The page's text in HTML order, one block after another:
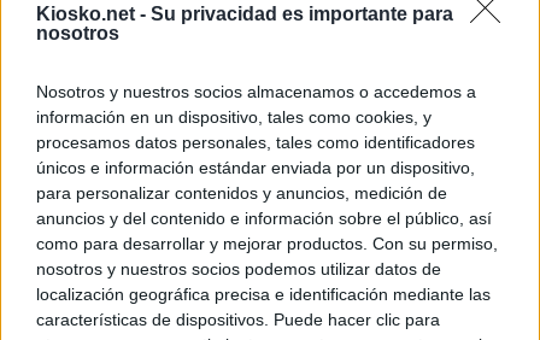
Kiosko.net - Su privacidad es importante para
nosotros
Nosotros y nuestros socios almacenamos o accedemos a
información en un dispositivo, tales como cookies, y
procesamos datos personales, tales como identificadores
únicos e información estándar enviada por un dispositivo,
para personalizar contenidos y anuncios, medición de
anuncios y del contenido e información sobre el público, así
como para desarrollar y mejorar productos. Con su permiso,
nosotros y nuestros socios podemos utilizar datos de
localización geográfica precisa e identificación mediante las
características de dispositivos. Puede hacer clic para